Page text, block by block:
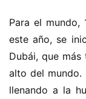
Para el
este año, se
Dubái, que
alto del mundo.
llenando a la